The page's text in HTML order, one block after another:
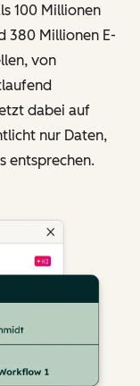
100 Millionen
380 Millionen E-
von
dabei auf
nur Daten,
entsprechen.